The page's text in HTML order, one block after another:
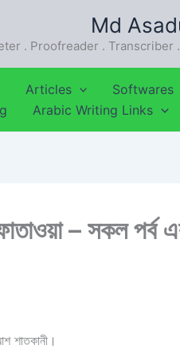
Md
. Proofreader . Transcriber
Articles Softwares
Arabic Writing Links
– সকল পর্ব
শাতকানী।